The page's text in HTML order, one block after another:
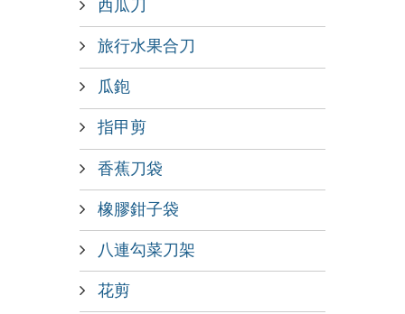
旅行水果合刀
瓜鉋
指甲剪
香蕉刀袋
橡膠鉗子袋
八連勾菜刀架
花剪